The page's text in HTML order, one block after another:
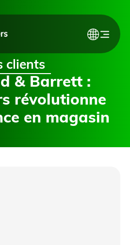
clients
& Barrett :
révolutionne
en magasin